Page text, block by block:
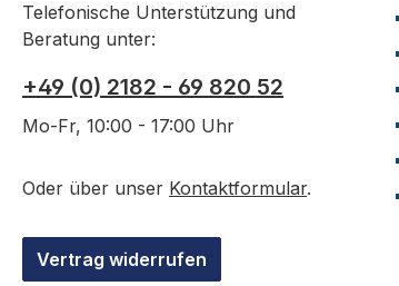
Telefonische Unterstützung und
Beratung unter:
+49 (0) 2182 - 69 820 52
Mo-Fr, 10:00 - 17:00 Uhr
Oder über unser Kontaktformular.
Vertrag widerrufen